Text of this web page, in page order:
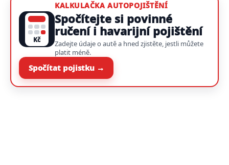
Kč
KALKULAČKA AUTOPOJIŠTĚNÍ
Spočítejte si povinné
ručení i havarijní pojištění
Zadejte údaje o autě a hned zjistěte, jestli můžete
platit méně.
Spočítat pojistku →